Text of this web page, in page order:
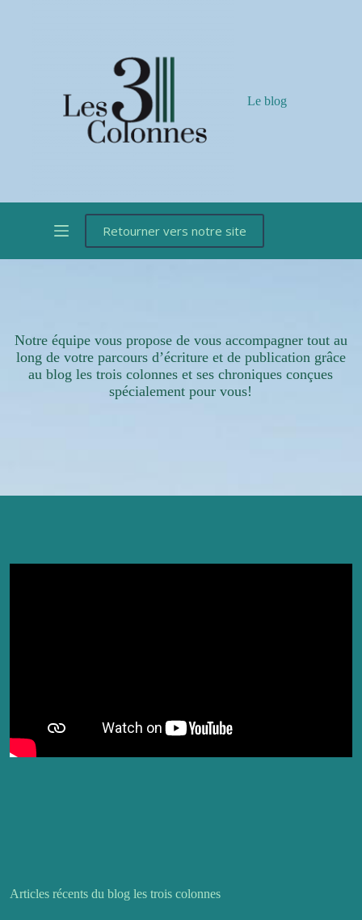
Le blog
Retourner vers notre site
Notre équipe vous propose de vous accompagner tout au
long de votre parcours d’écriture et de publication grâce
au blog les trois colonnes et ses chroniques conçues
spécialement pour vous!
Articles récents du blog les trois colonnes